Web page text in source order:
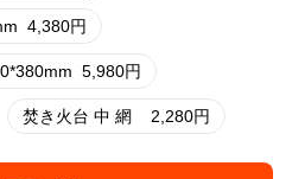
4,380円
5,980円
焚き火台 中 網 2,280円